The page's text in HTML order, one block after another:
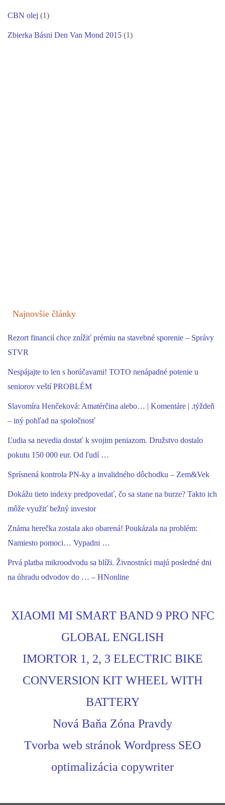
CBN olej (1)
Zbierka Básni Den Van Mond 2015 (1)
Najnovšie články
Rezort financií chce znížiť prémiu na stavebné sporenie – Správy
STVR
Nespájajte to len s horúčavami! TOTO nenápadné potenie u
seniorov veští PROBLÉM
Slavomíra Henčeková: Amatérčina alebo… | Komentáre | .týždeň
– iný pohľad na spoločnosť
Ľudia sa nevedia dostať k svojim peniazom. Družstvo dostalo
pokutu 150 000 eur. Od ľudí …
Sprísnená kontrola PN-ky a invalidného dôchodku – Zem&Vek
Dokážu tieto indexy predpovedať, čo sa stane na burze? Takto ich
môže využiť bežný investor
Známa herečka zostala ako obarená! Poukázala na problém:
Namiesto pomoci… Vypadni …
Prvá platba mikroodvodu sa blíži. Živnostníci majú posledné dni
na úhradu odvodov do … – HNonline
XIAOMI MI SMART BAND 9 PRO NFC
GLOBAL ENGLISH
IMORTOR 1, 2, 3 ELECTRIC BIKE
CONVERSION KIT WHEEL WITH
BATTERY
Nová Baňa Zóna Pravdy
Tvorba web stránok Wordpress SEO
optimalizácia copywriter